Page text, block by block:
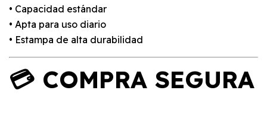
• Capacidad estándar
• Apta para uso diario
• Estampa de alta durabilidad
💳 COMPRA SEGURA